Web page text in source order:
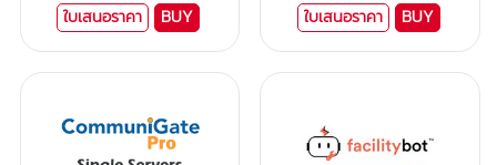
ใบเสนอราคา BUY ใบเสนอราคา BUY